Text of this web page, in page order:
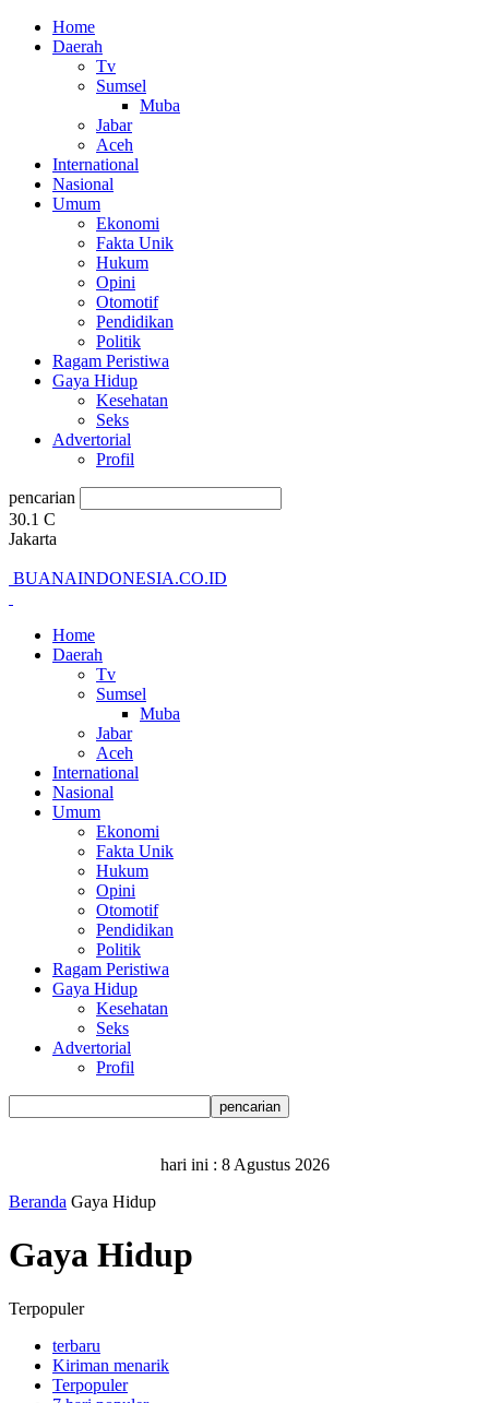
Home
Daerah
Tv
Sumsel
Muba
Jabar
Aceh
International
Nasional
Umum
Ekonomi
Fakta Unik
Hukum
Opini
Otomotif
Pendidikan
Politik
Ragam Peristiwa
Gaya Hidup
Kesehatan
Seks
Advertorial
Profil
pencarian
30.1 C
Jakarta
BUANAINDONESIA.CO.ID
Home
Daerah
Tv
Sumsel
Muba
Jabar
Aceh
International
Nasional
Umum
Ekonomi
Fakta Unik
Hukum
Opini
Otomotif
Pendidikan
Politik
Ragam Peristiwa
Gaya Hidup
Kesehatan
Seks
Advertorial
Profil
hari ini : 8 Agustus 2026
Beranda Gaya Hidup
Gaya Hidup
Terpopuler
terbaru
Kiriman menarik
Terpopuler